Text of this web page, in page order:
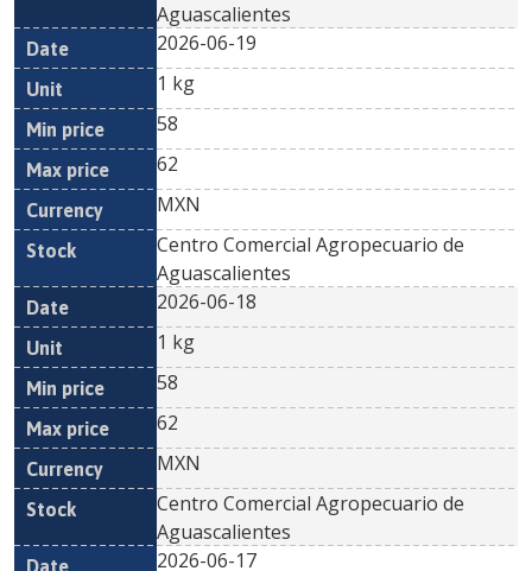
Aguascalientes
2026-06-19
1 kg
58
62
MXN
Centro Comercial Agropecuario de
Aguascalientes
2026-06-18
1 kg
58
62
MXN
Centro Comercial Agropecuario de
Aguascalientes
2026-06-17